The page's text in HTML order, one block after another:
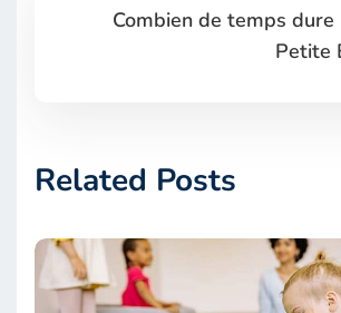
Combien de temps dure
Petite
Related Posts